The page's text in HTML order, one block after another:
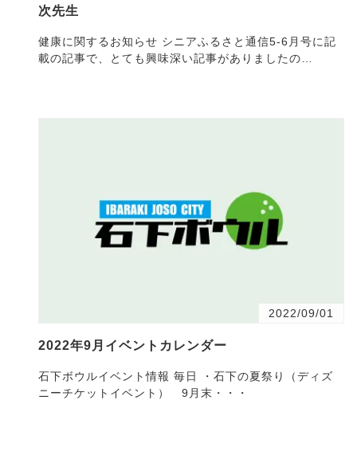
次先生
健康に関するお知らせ シニアふるさと通信5-6月号に記
載の記事で、とても興味深い記事がありましたの
2022/09/01
2022年9月イベントカレンダー
石下ボウルイベント情報 毎日 ・石下の夏祭り（ディズ
ニーチケットイベント） 9月末・・・